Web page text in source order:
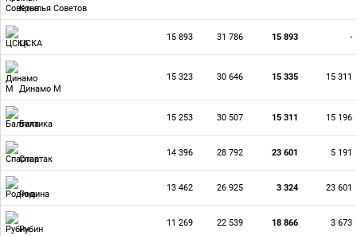
Крылья Советов
ЦСКА
15 893 31 786 15 893 -
Динамо М
15 323 30 646 15 335 15 311
Балтика
15 253 30 507 15 311 15 196
Спартак
14 396 28 792 23 601 5 191
Родина
13 462 26 925 3 324 23 601
Рубин
11 269 22 539 18 866 3 673